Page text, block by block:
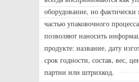
оборудование, но фактически
частью упаковочного
позволяют наносить
продукте: название, дату
срок годности, состав, вес,
партии или штрихкод.